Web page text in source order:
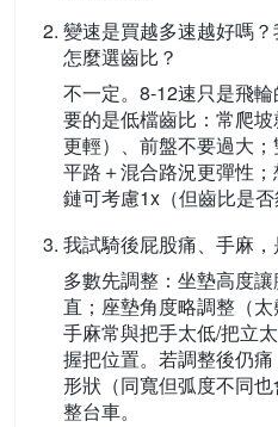
變速是買越多速越好嗎
怎麼選齒比？
不一定。8-12速只是飛
要的是低檔齒比：常爬
更輕）、前盤不要過大
平路＋混合路況更彈性
鏈可考慮1x（但齒比是否
我試騎後屁股痛、手麻
多數先調整：坐墊高度
直；座墊角度略調整（太
手麻常與把手太低/把立
握把位置。若調整後仍
形狀（同寬但弧度不同
整台車。